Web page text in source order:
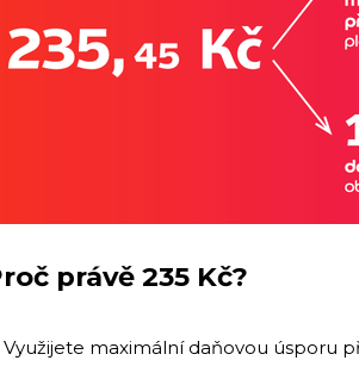
právě 235 Kč?
Využijete maximální daňovou úsporu